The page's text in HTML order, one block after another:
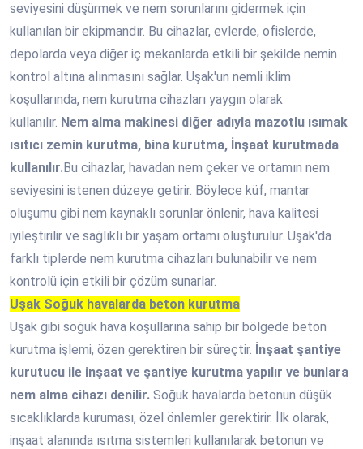
seviyesini düşürmek ve nem sorunlarını gidermek için
kullanılan bir ekipmandır. Bu cihazlar, evlerde, ofislerde,
depolarda veya diğer iç mekanlarda etkili bir şekilde nemin
kontrol altına alınmasını sağlar. Uşak'un nemli iklim
koşullarında, nem kurutma cihazları yaygın olarak
kullanılır. Nem alma makinesi diğer adıyla mazotlu ısımak
ısıtıcı zemin kurutma, bina kurutma, İnşaat kurutmada
kullanılır.Bu cihazlar, havadan nem çeker ve ortamın nem
seviyesini istenen düzeye getirir. Böylece küf, mantar
oluşumu gibi nem kaynaklı sorunlar önlenir, hava kalitesi
iyileştirilir ve sağlıklı bir yaşam ortamı oluşturulur. Uşak'da
farklı tiplerde nem kurutma cihazları bulunabilir ve nem
kontrolü için etkili bir çözüm sunarlar.
Uşak Soğuk havalarda beton kurutma
Uşak gibi soğuk hava koşullarına sahip bir bölgede beton
kurutma işlemi, özen gerektiren bir süreçtir. İnşaat şantiye
kurutucu ile inşaat ve şantiye kurutma yapılır ve bunlara
nem alma cihazı denilir. Soğuk havalarda betonun düşük
sıcaklıklarda kuruması, özel önlemler gerektirir. İlk olarak,
inşaat alanında ısıtma sistemleri kullanılarak betonun ve